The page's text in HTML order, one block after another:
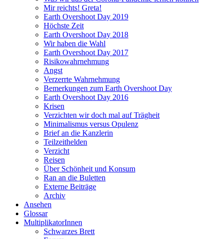
Mir reichts! Greta!
Earth Overshoot Day 2019
Höchste Zeit
Earth Overshoot Day 2018
Wir haben die Wahl
Earth Overshoot Day 2017
Risikowahrnehmung
Angst
Verzerrte Wahrnehmung
Bemerkungen zum Earth Overshoot Day
Earth Overshoot Day 2016
Krisen
Verzichten wir doch mal auf Trägheit
Minimalismus versus Opulenz
Brief an die Kanzlerin
Teilzeithelden
Verzicht
Reisen
Über Schönheit und Konsum
Ran an die Buletten
Externe Beiträge
Archiv
Ansehen
Glossar
MultiplikatorInnen
Schwarzes Brett